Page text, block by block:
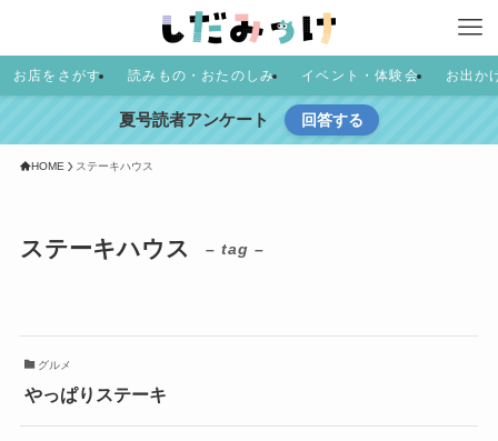
お店をさがす 読みもの・おたのしみ イベント・体験会 お出か
夏号読者アンケート 回答する
HOME ステーキハウス
ステーキハウス – tag –
グルメ
やっぱりステーキ